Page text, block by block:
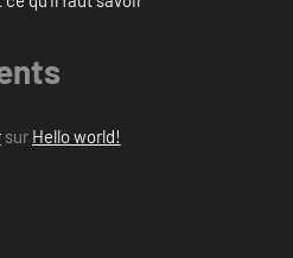
sur Hello world!